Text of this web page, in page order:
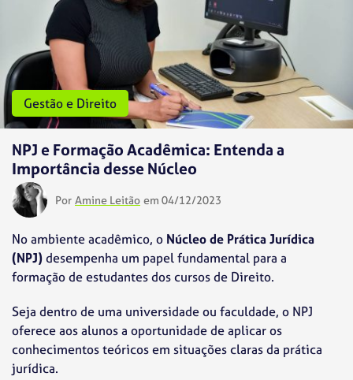
Gestão e Direito
NPJ e Formação Acadêmica: Entenda a
Importância desse Núcleo
Por Amine Leitão em 04/12/2023
No ambiente acadêmico, o Núcleo de Prática Jurídica
(NPJ)desempenha um papel fundamental para a
formação de estudantes dos cursos de Direito.
Seja dentro de uma universidade ou faculdade, o NPJ
oferece aos alunos a oportunidade de aplicar os
conhecimentos teóricos em situações claras da prática
jurídica.